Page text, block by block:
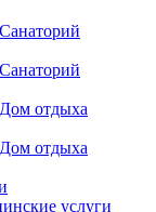
отдыха
отдыха
услуги